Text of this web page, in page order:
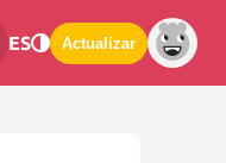
ES Actualizar